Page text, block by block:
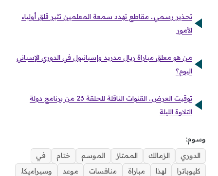
تحذير رسمي.. مقاطع تهدد سمعة المعلمين تثير قلق أولياء
الأمور
من هو معلق مباراة ريال مدريد وإسبانيول في الدوري الإسباني
اليوم؟
توقيت العرض.. القنوات الناقلة للحلقة 23 من برنامج دولة
التلاوة الليلة
وسوم:
الدوري
الزمالك الممتاز الموسم ختام
في
كليوباترا
لهذا مباراة منافسات موعد وسيراميكا.